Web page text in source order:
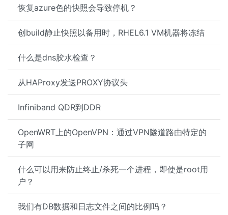
恢复azure色的快照会导致停机？
创build静止快照以备用时，RHEL6.1 VM机器将冻结
什么是dns胶水检查？
从HAProxy发送PROXY协议头
Infiniband QDR到DDR
OpenWRT上的OpenVPN：通过VPN隧道路由特定的
子网
什么可以用来防止终止/杀死一个进程，即使是root用
户？
我们有DB数据和日志文件之间的比例吗？